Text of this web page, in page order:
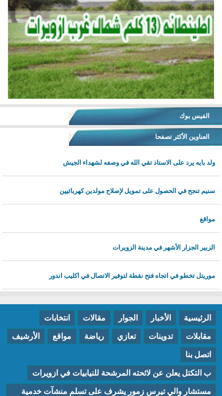
الفيس بوك
العناوين الأكثر تصفحا
ولد بايه يرد على الاستاذ تقي الله في وصفه لشهداء الجيش
سنيم تنجح في الحصول على تمويل لإصلاح مولدين كهربائيين
مواقع
الزبير الجزار الأشهر في مدينة الزويرات
موريتل تخطو في اتجاه فتح نقطة لتوفير الاتصال في اكليب اندور
الرئيسية الأخبار الجوار مقالات انتخابات
مقابلات تدوينات تعازي رياضة مواقع الأرشيف
اتصل بنا
ب التكتل يعلن عن لائحته المرشحة للنيابيات في ازويرات
مستشار والي تيرس زمور يشرف على تسلم منشآت خدمية